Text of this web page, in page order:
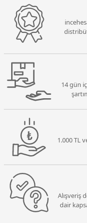
14 gün
1.000 TL
Alışveriş
dair